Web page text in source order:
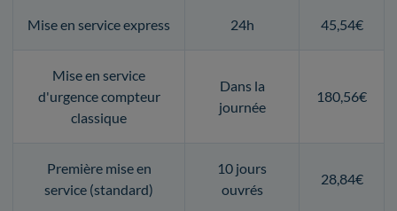
Mise en service express 24h 45,54€
Mise en service
d'urgence compteur
classique
Dans la
journée
180,56€
Première mise en
service (standard)
10 jours
ouvrés
28,84€